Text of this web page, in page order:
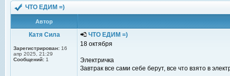
ЧТО ЕДИМ =)
Автор
Катя Сила
Зарегистрирован: 16
апр 2025, 21:29
Сообщений: 1
ЧТО ЕДИМ =)
18 октября
Электричка
Завтрак все сами себе берут, все что взято в